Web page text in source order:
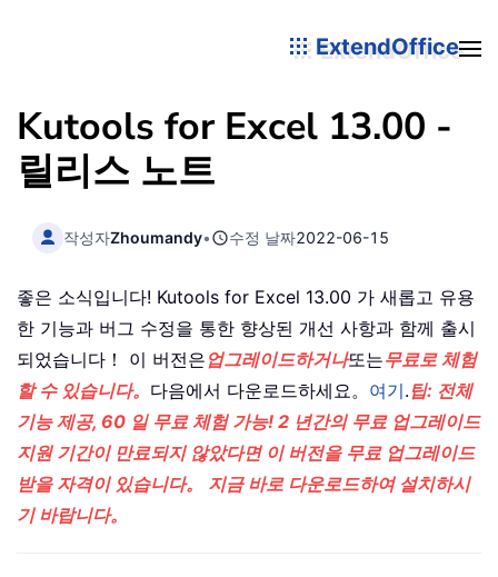
ExtendOffice
Kutools for Excel 13.00 -
릴리스 노트
작성자Zhoumandy• 수정 날짜2022-06-15
좋은 소식입니다! Kutools for Excel 13.00 가 새롭고 유용
한 기능과 버그 수정을 통한 향상된 개선 사항과 함께 출시
되었습니다！ 이 버전은 업그레이드하거나또는무료로 체험
할 수 있습니다。 다음에서 다운로드하세요。 여기. 팁: 전체
기능 제공, 60 일 무료 체험 가능! 2 년간의 무료 업그레이드
지원 기간이 만료되지 않았다면 이 버전을 무료 업그레이드
받을 자격이 있습니다。 지금 바로 다운로드하여 설치하시
기 바랍니다。